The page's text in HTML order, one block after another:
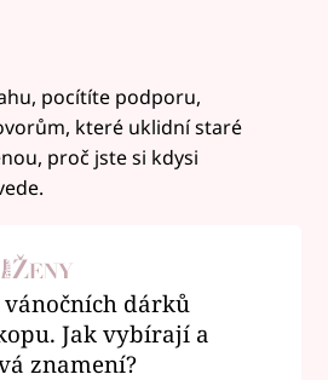
pocítíte podporu,
které uklidní staré
proč jste si kdysi
dárků
Jak vybírají a
znamení?